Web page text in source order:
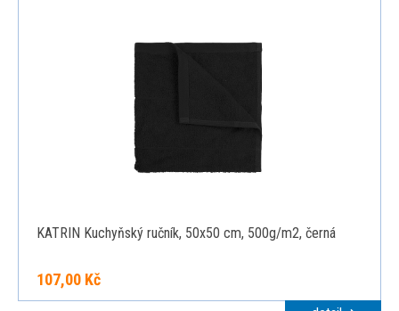
KATRIN Kuchyňský ručník, 50x50 cm, 500g/m2, černá
107,00 Kč